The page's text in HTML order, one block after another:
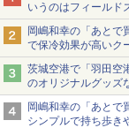
いうのはフィールド
岡嶋和幸の「あとで
で保冷効果が高いク
Watch
茨城空港で「羽田空
のオリジナルグッズ
岡嶋和幸の「あとで
シンプルで持ち歩き